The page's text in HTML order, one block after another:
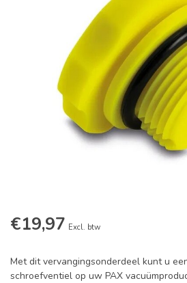
€19,97 Excl. btw
Met dit vervangingsonderdeel kunt u
schroefventiel op uw PAX